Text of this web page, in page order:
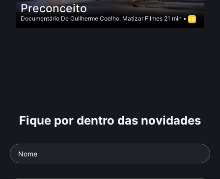
Preconceito
Documentário De Guilherme Coelho, Matizar Filmes 21 min •
Fique por dentro das novidades